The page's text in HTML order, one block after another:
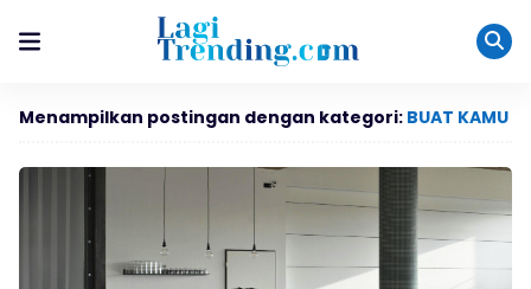
Menampilkan postingan dengan kategori: BUAT KAMU